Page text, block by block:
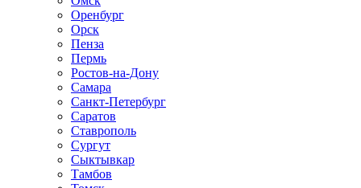
Оренбург
Орск
Пенза
Пермь
Ростов-на-Дону
Самара
Санкт-Петербург
Саратов
Ставрополь
Сургут
Сыктывкар
Тамбов